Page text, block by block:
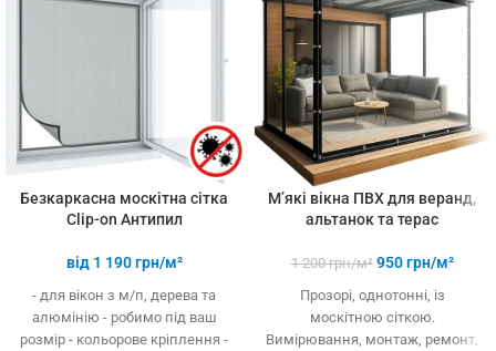
3-х і більше
Безкаркасна москітна сітка
Clip-on Антипил
від 1 190грн/м²
- для вікон з м/п, дерева та
алюмінію - робимо під ваш
розмір - кольорове кріплення -
М’які вікна ПВХ для веранд,
альтанок та терас
1 200грн/м² 950грн/м²
Прозорі, однотонні, із
москітною сіткою.
Вимірювання, монтаж, ремонт,